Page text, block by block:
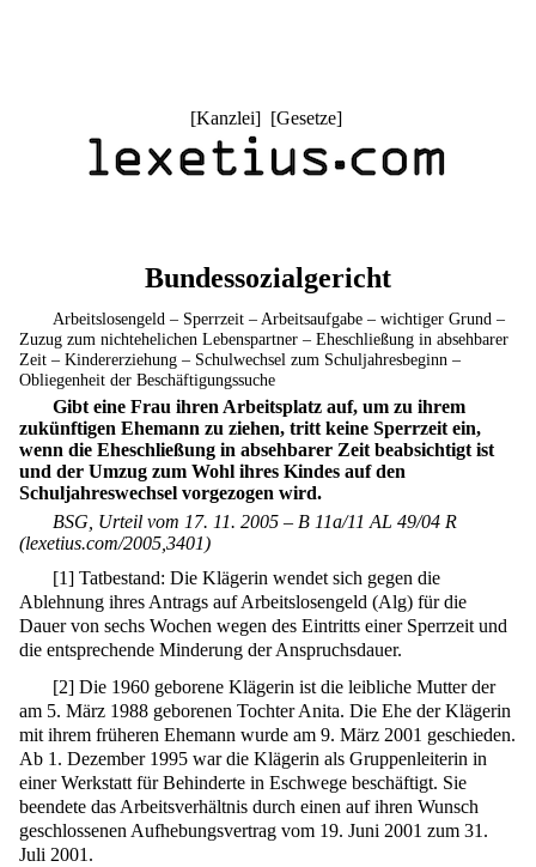
[Kanzlei] [Gesetze]
Bundessozialgericht
Arbeitslosengeld – Sperrzeit – Arbeitsaufgabe – wichtiger Grund –
Zuzug zum nichtehelichen Lebenspartner – Eheschließung in absehbarer
Zeit – Kindererziehung – Schulwechsel zum Schuljahresbeginn –
Obliegenheit der Beschäftigungssuche
Gibt eine Frau ihren Arbeitsplatz auf, um zu ihrem
zukünftigen Ehemann zu ziehen, tritt keine Sperrzeit ein,
wenn die Eheschließung in absehbarer Zeit beabsichtigt ist
und der Umzug zum Wohl ihres Kindes auf den
Schuljahreswechsel vorgezogen wird.
BSG, Urteil vom 17. 11. 2005 – B 11a/11 AL 49/04 R
(lexetius.com/2005,3401)
[1] Tatbestand: Die Klägerin wendet sich gegen die
Ablehnung ihres Antrags auf Arbeitslosengeld (Alg) für die
Dauer von sechs Wochen wegen des Eintritts einer Sperrzeit und
die entsprechende Minderung der Anspruchsdauer.
[2] Die 1960 geborene Klägerin ist die leibliche Mutter der
am 5. März 1988 geborenen Tochter Anita. Die Ehe der Klägerin
mit ihrem früheren Ehemann wurde am 9. März 2001 geschieden.
Ab 1. Dezember 1995 war die Klägerin als Gruppenleiterin in
einer Werkstatt für Behinderte in Eschwege beschäftigt. Sie
beendete das Arbeitsverhältnis durch einen auf ihren Wunsch
geschlossenen Aufhebungsvertrag vom 19. Juni 2001 zum 31.
Juli 2001.